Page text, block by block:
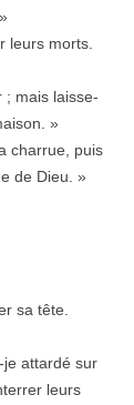
leurs morts.
; mais laisse-
»
charrue, puis
de Dieu. »
sa tête.
je attardé sur
leurs